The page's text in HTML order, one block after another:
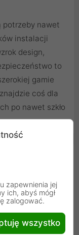
potrzeby nawet
instalacji
design,
to
gamie
coś dla
po nawet szkło
duży
zapewnienia jej
ich, abyś mógł
zalogować.
wszystko